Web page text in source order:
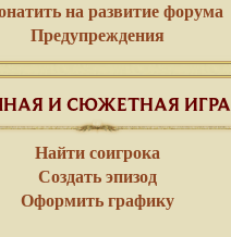
на развитие форума
Предупреждения
И СЮЖЕТНАЯ ИГРА
Найти соигрока
Создать эпизод
Оформить графику